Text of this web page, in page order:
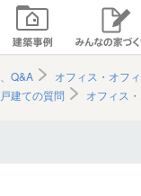
Q&A オフィス・オフ
建ての質問 オフィス